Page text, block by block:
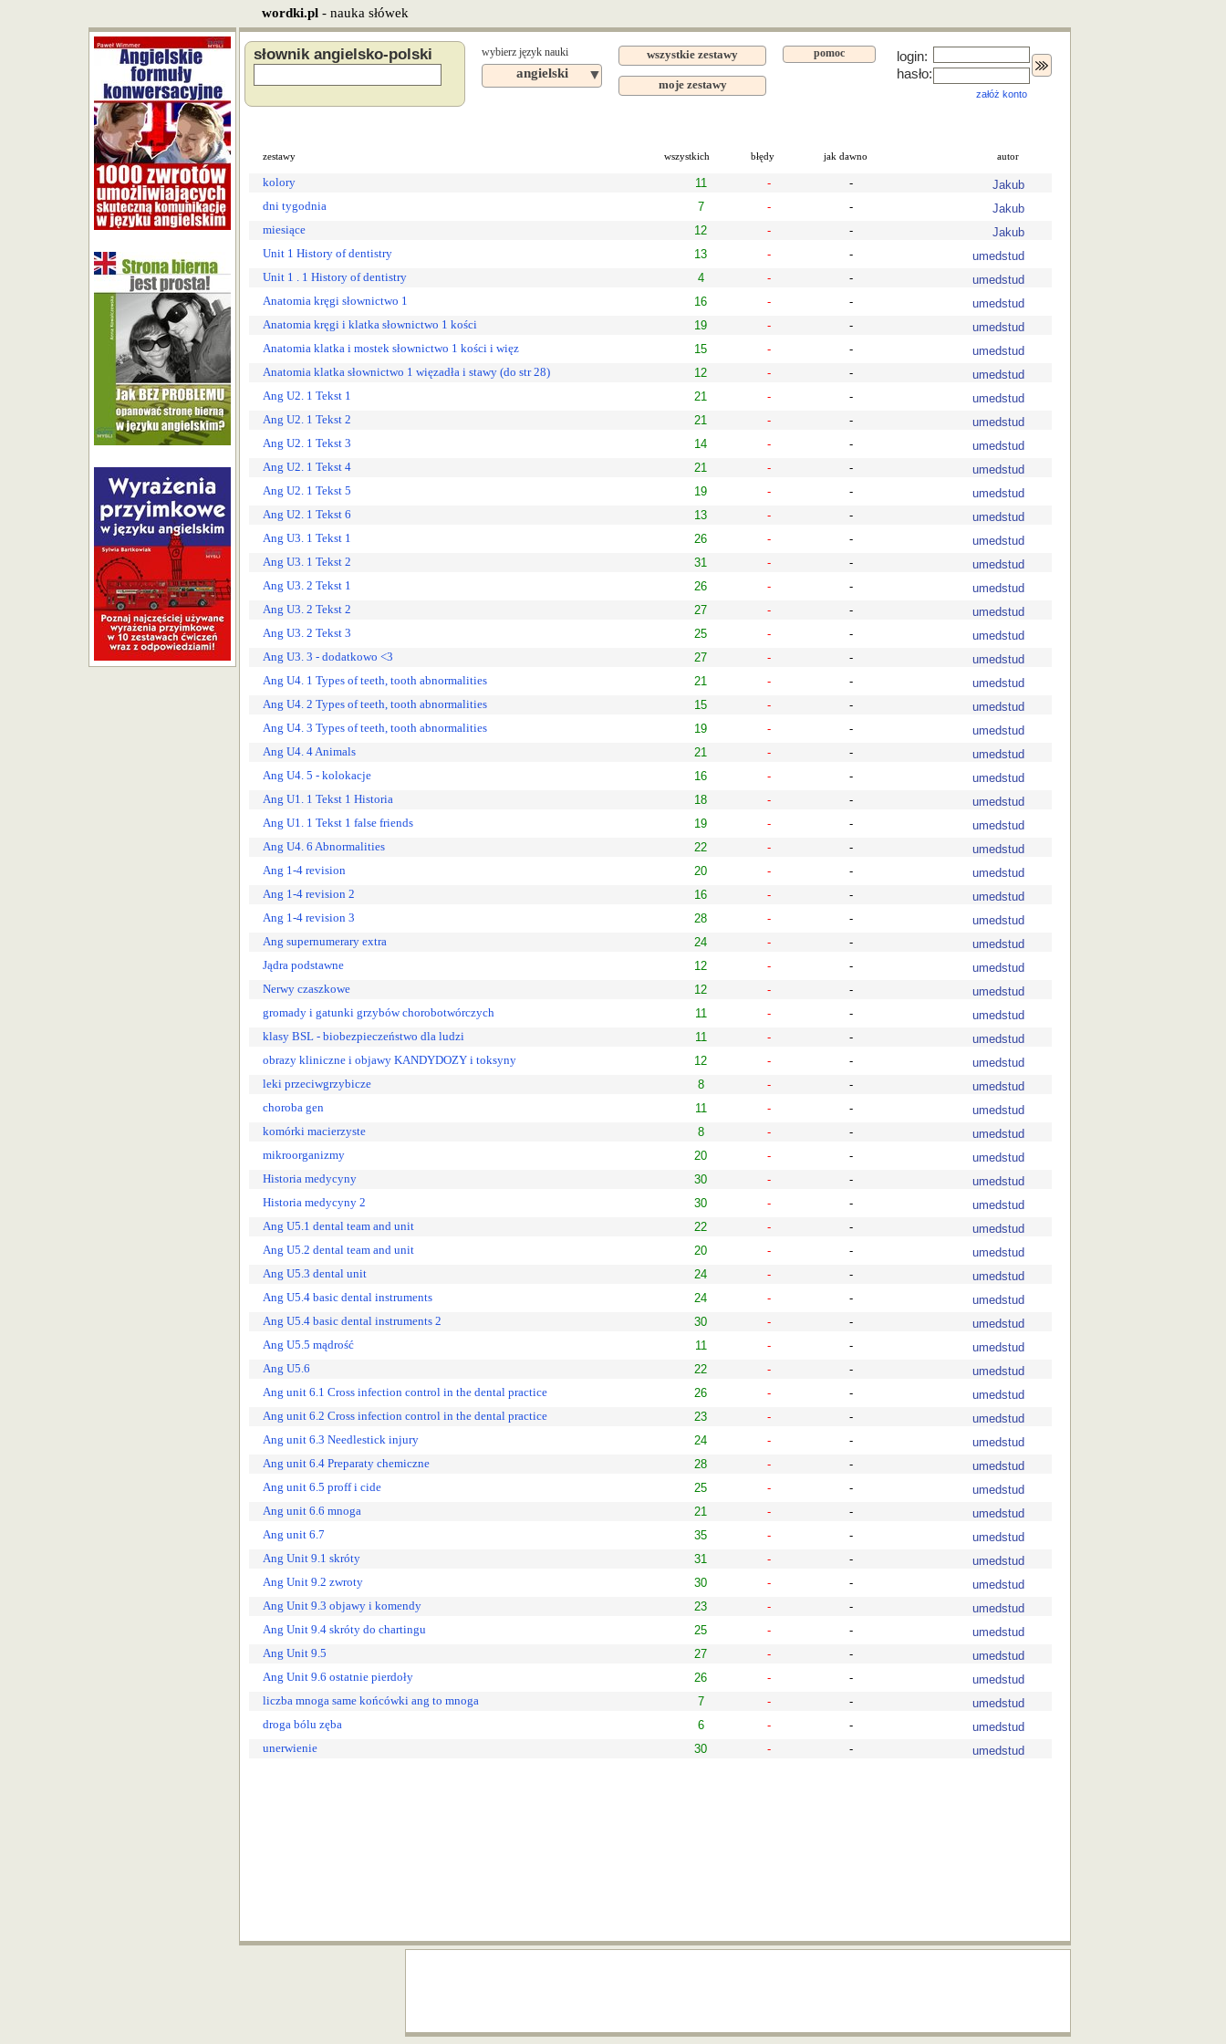
wordki.pl - nauka słówek
słownik angielsko-polski wybierz język nauki
angielski ▼
wszystkie zestawy
moje zestawy
pomoc
login:
hasło:
załóż konto
zestawy wszystkich błędy jak dawno autor
kolory 11 - -
Jakub
dni tygodnia
7 - -
Jakub
miesiące
12 - -
Jakub
Unit 1 History of dentistry
13 - -
umedstud
Unit 1 . 1 History of dentistry
4 - -
umedstud
Anatomia kręgi słownictwo 1
16 - -
umedstud
Anatomia kręgi i klatka słownictwo 1 kości
19 - -
umedstud
Anatomia klatka i mostek słownictwo 1 kości i więz
15 - -
umedstud
Anatomia klatka słownictwo 1 więzadła i stawy (do str 28)
12 - -
umedstud
Ang U2. 1 Tekst 1
21 - -
umedstud
Ang U2. 1 Tekst 2
21 - -
umedstud
Ang U2. 1 Tekst 3
14 - -
umedstud
Ang U2. 1 Tekst 4
21 - -
umedstud
Ang U2. 1 Tekst 5
19 - -
umedstud
Ang U2. 1 Tekst 6
13 - -
umedstud
Ang U3. 1 Tekst 1
26 - -
umedstud
Ang U3. 1 Tekst 2
31 - -
umedstud
Ang U3. 2 Tekst 1
26 - -
umedstud
Ang U3. 2 Tekst 2
27 - -
umedstud
Ang U3. 2 Tekst 3
25 - -
umedstud
Ang U3. 3 - dodatkowo <3
27 - -
umedstud
Ang U4. 1 Types of teeth, tooth abnormalities
21 - -
umedstud
Ang U4. 2 Types of teeth, tooth abnormalities
15 - -
umedstud
Ang U4. 3 Types of teeth, tooth abnormalities
19 - -
umedstud
Ang U4. 4 Animals
21 - -
umedstud
Ang U4. 5 - kolokacje
16 - -
umedstud
Ang U1. 1 Tekst 1 Historia
18 - -
umedstud
Ang U1. 1 Tekst 1 false friends
19 - -
umedstud
Ang U4. 6 Abnormalities
22 - -
umedstud
Ang 1-4 revision
20 - -
umedstud
Ang 1-4 revision 2
16 - -
umedstud
Ang 1-4 revision 3
28 - -
umedstud
Ang supernumerary extra
24 - -
umedstud
Jądra podstawne
12 - -
umedstud
Nerwy czaszkowe
12 - -
umedstud
gromady i gatunki grzybów chorobotwórczych
11 - -
umedstud
klasy BSL - biobezpieczeństwo dla ludzi
11 - -
umedstud
obrazy kliniczne i objawy KANDYDOZY i toksyny
12 - -
umedstud
leki przeciwgrzybicze
8 - -
umedstud
choroba gen
11 - -
umedstud
komórki macierzyste
8 - -
umedstud
mikroorganizmy
20 - -
umedstud
Historia medycyny
30 - -
umedstud
Historia medycyny 2
30 - -
umedstud
Ang U5.1 dental team and unit
22 - -
umedstud
Ang U5.2 dental team and unit
20 - -
umedstud
Ang U5.3 dental unit
24 - -
umedstud
Ang U5.4 basic dental instruments
24 - -
umedstud
Ang U5.4 basic dental instruments 2
30 - -
umedstud
Ang U5.5 mądrość
11 - -
umedstud
Ang U5.6
22 - -
umedstud
Ang unit 6.1 Cross infection control in the dental practice
26 - -
umedstud
Ang unit 6.2 Cross infection control in the dental practice
23 - -
umedstud
Ang unit 6.3 Needlestick injury
24 - -
umedstud
Ang unit 6.4 Preparaty chemiczne
28 - -
umedstud
Ang unit 6.5 proff i cide
25 - -
umedstud
Ang unit 6.6 mnoga
21 - -
umedstud
Ang unit 6.7
35 - -
umedstud
Ang Unit 9.1 skróty
31 - -
umedstud
Ang Unit 9.2 zwroty
30 - -
umedstud
Ang Unit 9.3 objawy i komendy
23 - -
umedstud
Ang Unit 9.4 skróty do chartingu
25 - -
umedstud
Ang Unit 9.5
27 - -
umedstud
Ang Unit 9.6 ostatnie pierdoły
26 - -
umedstud
liczba mnoga same końcówki ang to mnoga
7 - -
umedstud
droga bólu zęba
6 - -
umedstud
unerwienie
30 - - umedstud